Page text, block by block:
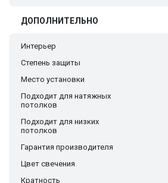
ДОПОЛНИТЕЛЬНО
Интерьер
Степень защиты
Место установки
Подходит для натяжных
потолков
Подходит для низких
потолков
Гарантия производителя
Цвет свечения
Кратность